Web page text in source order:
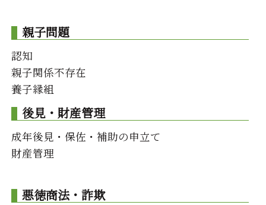
親子問題
認知
親子関係不存在
養子縁組
後見・財産管理
成年後見・保佐・補助の申立て
財産管理
悪徳商法・詐欺